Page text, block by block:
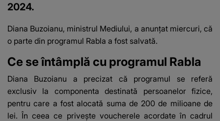
2024.
Diana Buzoianu, ministrul Mediului, a anunțat miercuri, că
o parte din programul Rabla a fost salvată.
Ce se întâmplă cu programul Rabla
Diana Buzoianu a precizat că programul se referă
exclusiv la componenta destinată persoanelor fizice,
pentru care a fost alocată suma de 200 de milioane de
lei. În ceea ce privește voucherele acordate în cadrul